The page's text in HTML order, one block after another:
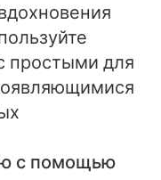
простыми для
с помощью